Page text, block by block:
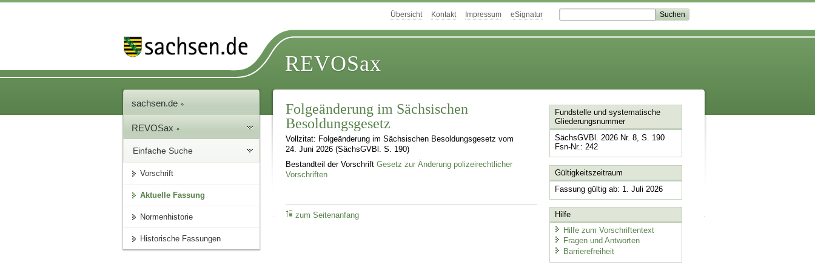
Übersicht Kontakt Impressum eSignatur
REVOSax
sachsen.de
REVOSax
Einfache Suche
Vorschrift
Aktuelle Fassung
Normenhistorie
Historische Fassungen
Folgeänderung im Sächsischen
Besoldungsgesetz
Vollzitat: Folgeänderung im Sächsischen Besoldungsgesetz vom
24. Juni 2026 (SächsGVBl. S. 190)
Bestandteil der VorschriftGesetz zur Änderung polizeirechtlicher
Vorschriften
zum Seitenanfang
Fundstelle und systematische
Gliederungsnummer
SächsGVBl. 2026 Nr. 8, S. 190
Fsn-Nr.: 242
Gültigkeitszeitraum
Fassung gültig ab: 1. Juli 2026
Hilfe
Hilfe zum Vorschriftentext
Fragen und Antworten
Barrierefreiheit